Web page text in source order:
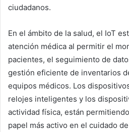
ciudadanos.
En el ámbito de la salud, el IoT
atención médica al permitir el
pacientes, el seguimiento de
gestión eficiente de inventarios
equipos médicos. Los
relojes inteligentes y los
actividad física, están
papel más activo en el cuidado